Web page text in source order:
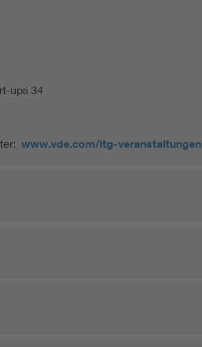
ups 34
www.vde.com/itg-veranstaltungen